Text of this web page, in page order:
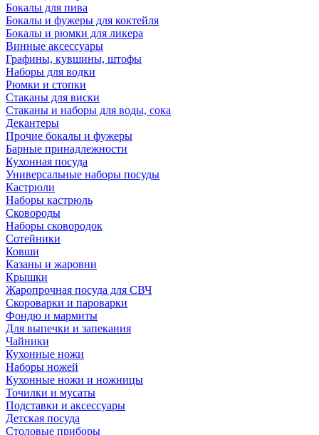
Бокалы для пива
Бокалы и фужеры для коктейля
Бокалы и рюмки для ликера
Винные аксессуары
Графины, кувшины, штофы
Наборы для водки
Рюмки и стопки
Стаканы для виски
Стаканы и наборы для воды, сока
Декантеры
Прочие бокалы и фужеры
Барные принадлежности
Кухонная посуда
Универсальные наборы посуды
Кастрюли
Наборы кастрюль
Сковороды
Наборы сковородок
Сотейники
Ковши
Казаны и жаровни
Крышки
Жаропрочная посуда для СВЧ
Скороварки и пароварки
Фондю и мармиты
Для выпечки и запекания
Чайники
Кухонные ножи
Наборы ножей
Кухонные ножи и ножницы
Точилки и мусаты
Подставки и аксессуары
Детская посуда
Столовые приборы